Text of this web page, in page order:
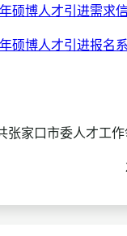
博人才引进需求信
博人才引进报名系
家口市委人才工作